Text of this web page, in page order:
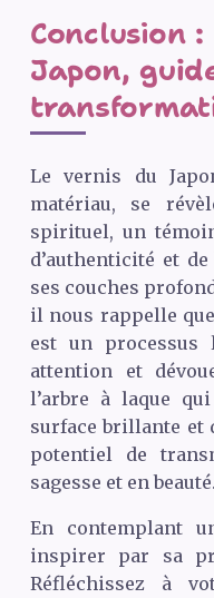
Conclusion
Japon,
Le vernis du
matériau, se
spirituel, un
d’authenticité et
ses couches
il nous rappelle
est un processus
attention et
l’arbre à laque
surface brillante et
potentiel de
sagesse et en beauté.
En contemplant
inspirer par sa
Réfléchissez à